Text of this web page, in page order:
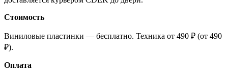
Стоимость
Виниловые пластинки — бесплатно. Техника от 490 ₽ (от 490
₽).
Оплата